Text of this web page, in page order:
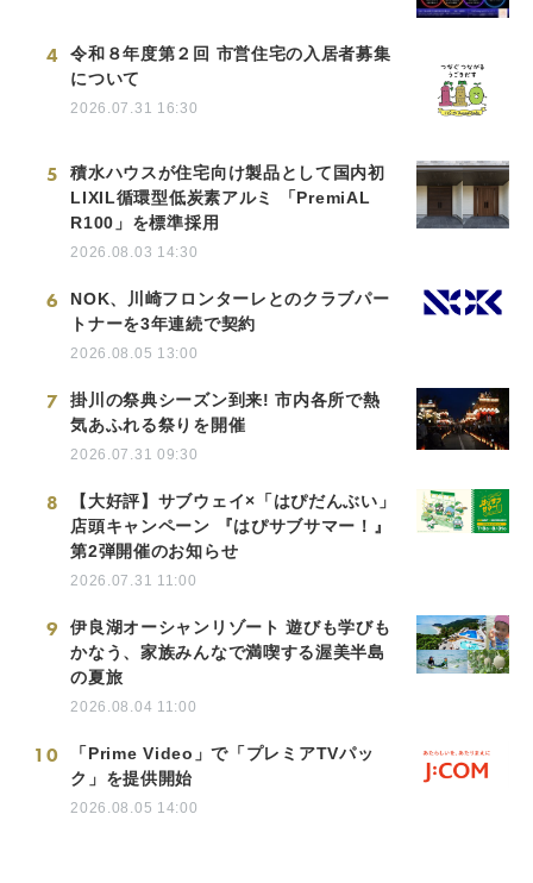
4
令和８年度第２回 市営住宅の入居者募集
について
2026.07.31 16:30
5
積水ハウスが住宅向け製品として国内初
LIXIL循環型低炭素アルミ 「PremiAL
R100」を標準採用
2026.08.03 14:30
6
NOK、川崎フロンターレとのクラブパー
トナーを3年連続で契約
2026.08.05 13:00
7
掛川の祭典シーズン到来! 市内各所で熱
気あふれる祭りを開催
2026.07.31 09:30
8
【大好評】サブウェイ×「はぴだんぶい」
店頭キャンペーン 『はぴサブサマー！』
第2弾開催のお知らせ
2026.07.31 11:00
9
伊良湖オーシャンリゾート 遊びも学びも
かなう、家族みんなで満喫する渥美半島
の夏旅
2026.08.04 11:00
10
「Prime Video」で「プレミアTVパッ
ク」を提供開始
2026.08.05 14:00